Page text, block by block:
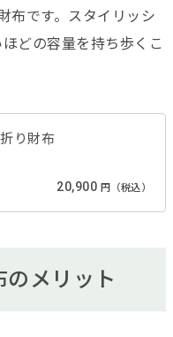
布です。スタイリッシ
どの容量を持ち歩くこ
り財布
20,900 円（税込）
メリット